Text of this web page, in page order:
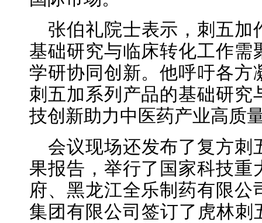
张伯礼院士表示，刺五加
基础研究与临床转化工作
学研协同创新。他呼吁各
刺五加系列产品的基础研
技创新助力中医药产业高质
会议现场还发布了复方刺
果报告，举行了国家科技重
府、黑龙江全乐制药有限
集团有限公司签订了虎林刺